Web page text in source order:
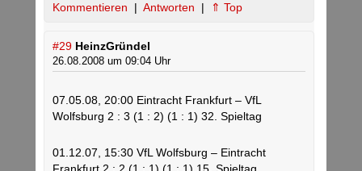
Kommentieren | Antworten | ⇑ Top
#29 HeinzGründel
26.08.2008 um 09:04 Uhr
07.05.08, 20:00 Eintracht Frankfurt – VfL
Wolfsburg 2 : 3 (1 : 2) (1 : 1) 32. Spieltag
01.12.07, 15:30 VfL Wolfsburg – Eintracht